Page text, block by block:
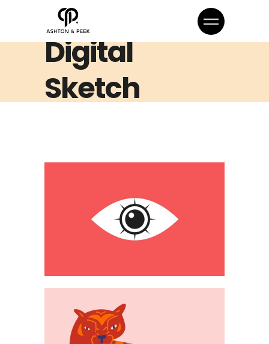
Digital
Sketch